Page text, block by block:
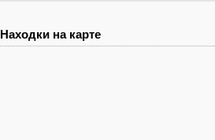
Находки на карте